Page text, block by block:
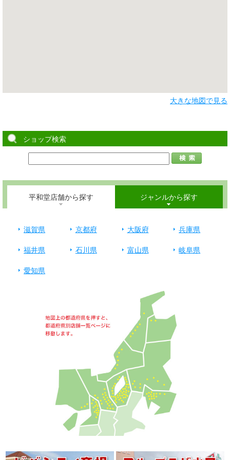
大きな地図で見る
ショップ検索
平和堂店舗から探す ジャンルから探す
滋賀県 京都府 大阪府
兵庫県
福井県
石川県 富山県
岐阜県
愛知県